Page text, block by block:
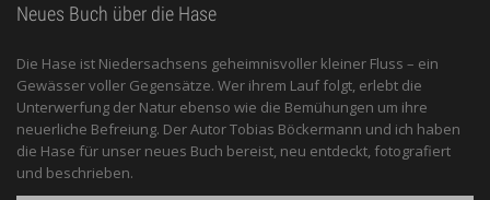
Neues Buch über die Hase
Die Hase ist Niedersachsens geheimnisvoller kleiner Fluss – ein
Gewässer voller Gegensätze. Wer ihrem Lauf folgt, erlebt die
Unterwerfung der Natur ebenso wie die Bemühungen um ihre
neuerliche Befreiung. Der Autor Tobias Böckermann und ich haben
die Hase für unser neues Buch bereist, neu entdeckt, fotografiert
und beschrieben.